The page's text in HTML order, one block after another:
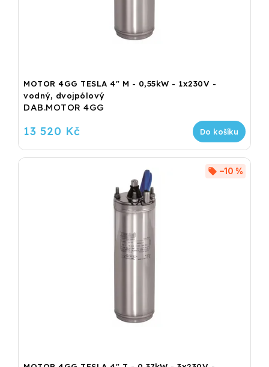
MOTOR 4GG TESLA 4" M - 0,55kW - 1x230V -
vodný, dvojpólový
DAB.MOTOR 4GG
13 520 Kč Do košíku
–10 %